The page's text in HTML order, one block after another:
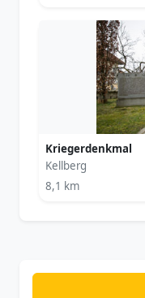
Kriegerdenkmal
Kellberg
8,1 km